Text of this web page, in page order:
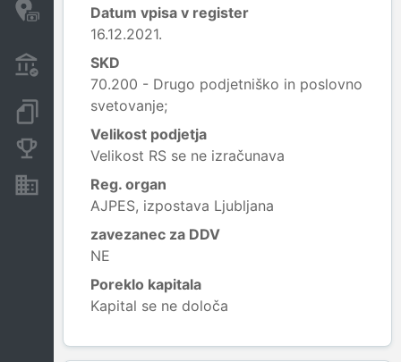
transakcije
Transakcije iz državnega
Dokumenti in objave
Konkurenčna podjetja
Nepremičnine in sredstva
Datum vpisa v register
16.12.2021.
SKD
70.200 - Drugo podjetniško in poslovno
svetovanje;
Velikost podjetja
Velikost RS se ne izračunava
Reg. organ
AJPES, izpostava Ljubljana
zavezanec za DDV
NE
Poreklo kapitala
Kapital se ne določa
Leaflet | © OpenStreetMap contributors